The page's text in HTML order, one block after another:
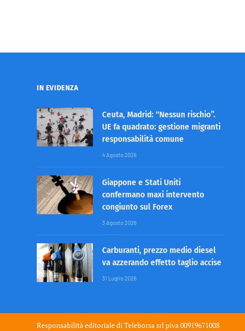
IN EVIDENZA
Ceuta, Madrid: “Nessun rischio”.
UE fa quadrato: gestione migranti
responsabilità comune
4 Agosto 2026
Giappone e Stati Uniti
confermano maxi intervento
congiunto sul Forex
3 Agosto 2026
Carburanti, prezzo medio diesel
va azzerando effetto taglio accise
31 Luglio 2026
Responsabilità editoriale diTeleborsa srlpiva 00919671008